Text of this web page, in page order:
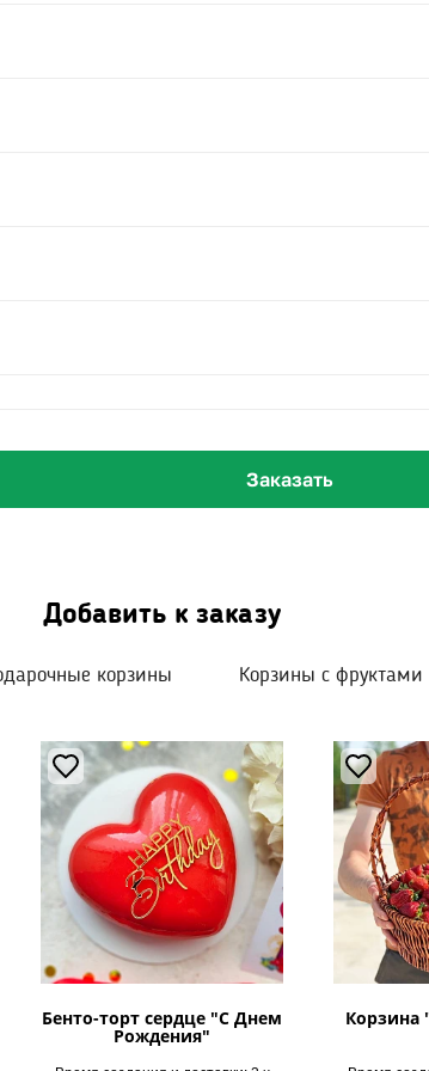
Заказать
Добавить к заказу
корзины Корзины с фруктами
Бенто-торт сердце "С Днем
Рождения"
Корзина